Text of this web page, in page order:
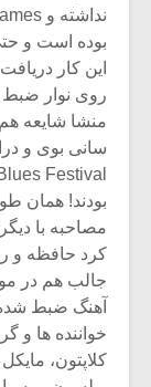
بوده است و
این کار
منشا شایعه
بودند! همان
مصاحبه با
کرد حافظه و
آهنگ ضبط
خواننده ها و
کلاپتون،